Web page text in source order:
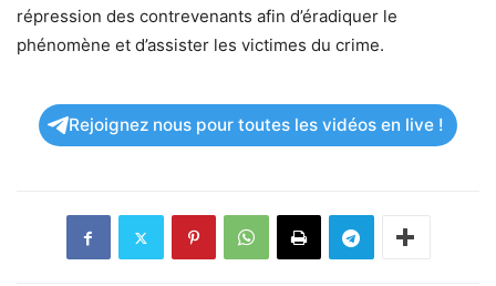
répression des contrevenants afin d’éradiquer le
phénomène et d’assister les victimes du crime.
Rejoignez nous pour toutes les vidéos en live !